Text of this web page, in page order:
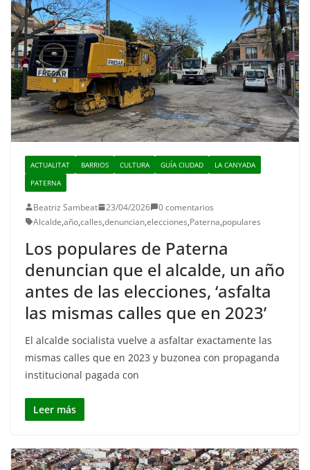
ACTUALITAT BARRIOS CULTURA GUÍA CIUDAD
LA CANYADA
PATERNA
Beatriz Sambeat 23/04/2026
0 comentarios
Alcalde,año,calles,denuncian,elecciones,Paterna,populares
Los populares de Paterna
denuncian que el alcalde, un año
antes de las elecciones, ‘asfalta
las mismas calles que en 2023’
El alcalde socialista vuelve a asfaltar exactamente las
mismas calles que en 2023 y buzonea con propaganda
institucional pagada con
Leer más